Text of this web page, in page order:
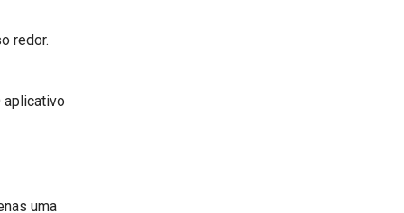
redor.
aplicativo
uma